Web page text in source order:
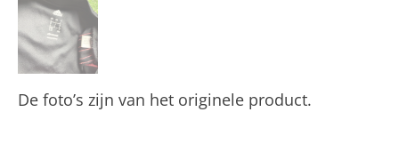
De foto’s zijn van het originele product.